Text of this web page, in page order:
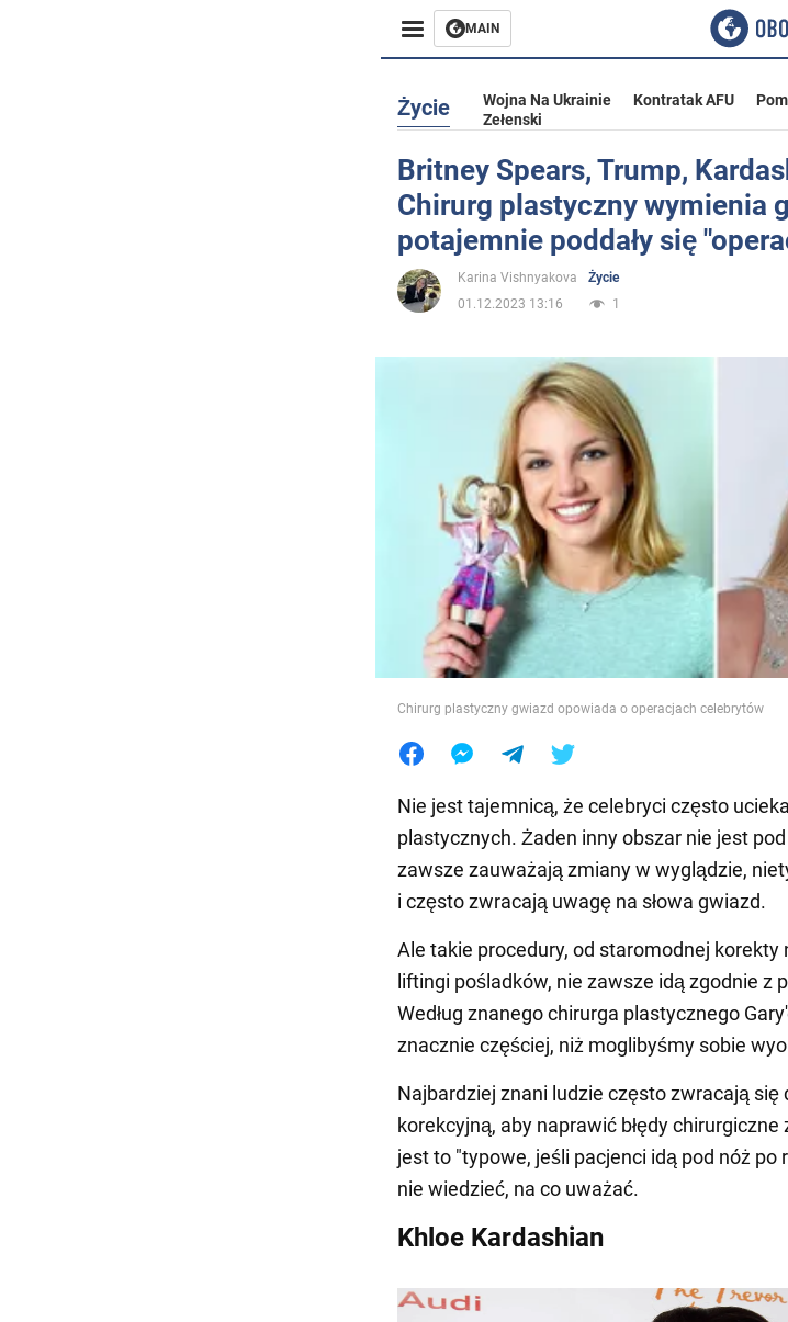
MAIN
Rozrywka
Życie
Polityka
Społeczeństwo
Wojna na Ukrainie
Jedzenie
Życie Wojna Na Ukrainie Kontratak AFU
Zełenski
Britney Spears, Trump,
Chirurg plastyczny wymienia
potajemnie poddały się
Karina Vishnyakova
Życie
01.12.2023 13:16
1
Chirurg plastyczny gwiazd opowiada o operacjach celebrytów
Nie jest tajemnicą, że celebryci często
plastycznych. Żaden inny obszar nie jest
zawsze zauważają zmiany w wyglądzie,
i często zwracają uwagę na słowa gwiazd.
Ale takie procedury, od staromodnej
liftingi pośladków, nie zawsze idą zgodnie z
Według znanego chirurga plastycznego
znacznie częściej, niż moglibyśmy sobie
Najbardziej znani ludzie często zwracają się
korekcyjną, aby naprawić błędy chirurgiczne
jest to "typowe, jeśli pacjenci idą pod nóż
nie wiedzieć, na co uważać.
Khloe Kardashian